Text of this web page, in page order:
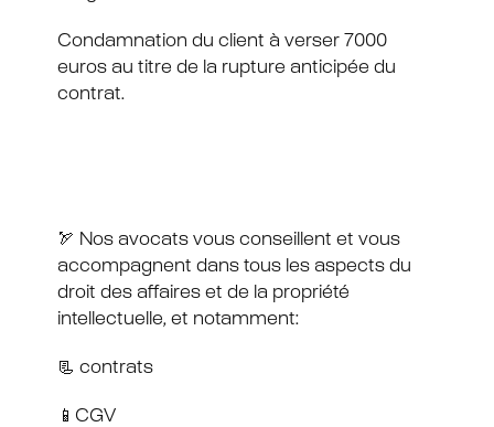
Condamnation du client à verser 7000
euros au titre de la rupture anticipée du
contrat.
🏹 Nos avocats vous conseillent et vous
accompagnent dans tous les aspects du
droit des affaires et de la propriété
intellectuelle, et notamment:
📃 contrats
📱CGV